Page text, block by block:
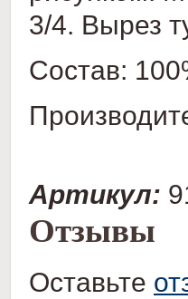
3/4. Вырез
Состав:
Артикул:
Отзывы
Оставьте